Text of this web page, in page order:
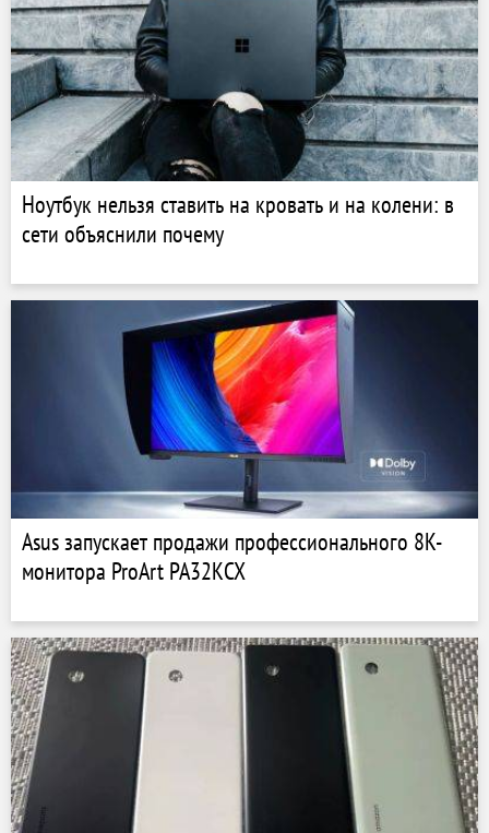
Ноутбук нельзя ставить на кровать и на колени: в
сети объяснили почему
Asus запускает продажи профессионального 8K-
монитора ProArt PA32KCX